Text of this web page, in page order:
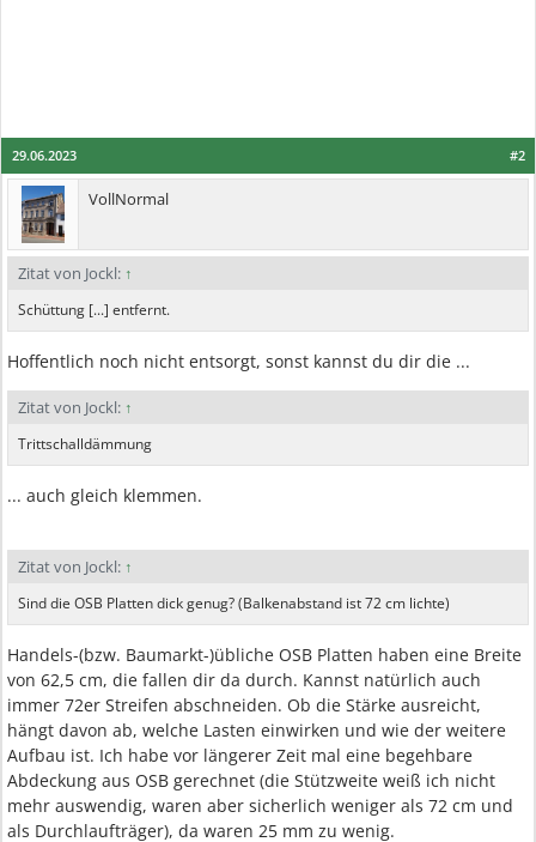
#2
29.06.2023
VollNormal
Zitat von Jockl: ↑
Schüttung [...] entfernt.
Hoffentlich noch nicht entsorgt, sonst kannst du dir die ...
Zitat von Jockl: ↑
Trittschalldämmung
... auch gleich klemmen.
Zitat von Jockl: ↑
Sind die OSB Platten dick genug? (Balkenabstand ist 72 cm lichte)
Handels-(bzw. Baumarkt-)übliche OSB Platten haben eine Breite
von 62,5 cm, die fallen dir da durch. Kannst natürlich auch
immer 72er Streifen abschneiden. Ob die Stärke ausreicht,
hängt davon ab, welche Lasten einwirken und wie der weitere
Aufbau ist. Ich habe vor längerer Zeit mal eine begehbare
Abdeckung aus OSB gerechnet (die Stützweite weiß ich nicht
mehr auswendig, waren aber sicherlich weniger als 72 cm und
als Durchlaufträger), da waren 25 mm zu wenig.